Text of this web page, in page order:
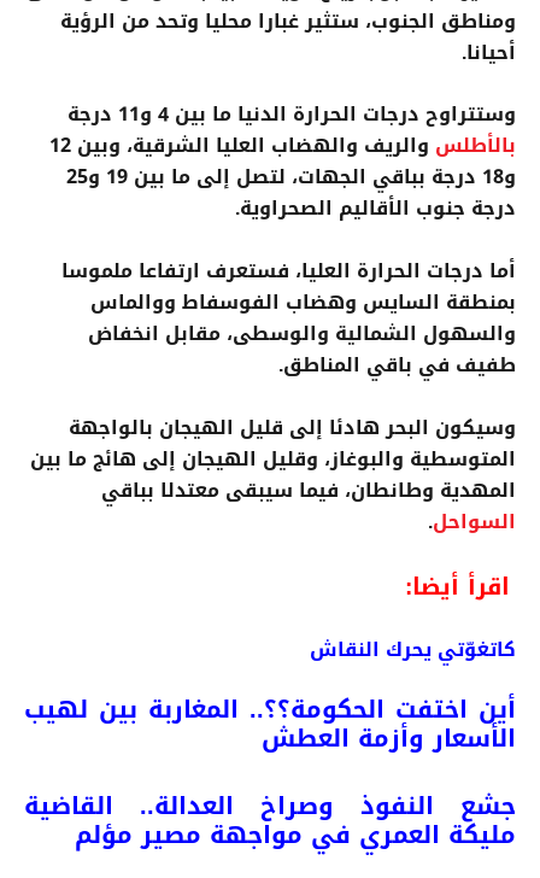
ومناطق الجنوب، ستثير غبارا محليا وتحد من الرؤية
أحيانا.
وستتراوح درجات الحرارة الدنيا ما بين 4 و11 درجة
بالأطلس
والريف والهضاب العليا الشرقية، وبين 12
و18 درجة بباقي الجهات، لتصل إلى ما بين 19 و25
درجة جنوب الأقاليم الصحراوية.
أما درجات الحرارة العليا، فستعرف ارتفاعا ملموسا
بمنطقة السايس وهضاب الفوسفاط ووالماس
والسهول الشمالية والوسطى، مقابل انخفاض
طفيف في باقي المناطق.
وسيكون البحر هادئا إلى قليل الهيجان بالواجهة
المتوسطية والبوغاز، وقليل الهيجان إلى هائج ما بين
المهدية وطانطان، فيما سيبقى معتدلا بباقي
السواحل.
اقرأ أيضا:
كاتغوّتي يحرك النقاش
أين اختفت الحكومة؟؟.. المغاربة بين لهيب
الأسعار وأزمة العطش
جشع النفوذ وصراخ العدالة.. القاضية
مليكة العمري في مواجهة مصير مؤلم